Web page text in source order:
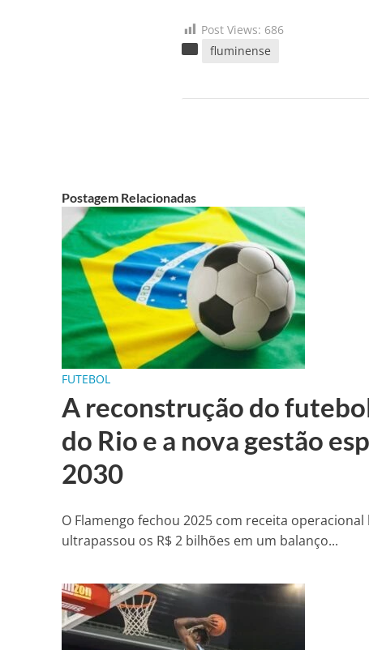
Post Views: 686
fluminense
Postagem Relacionadas
FUTEBOL
A reconstrução do
do Rio e a nova gestão
2030
O Flamengo fechou 2025 com receita
ultrapassou os R$ 2 bilhões em um balanço...